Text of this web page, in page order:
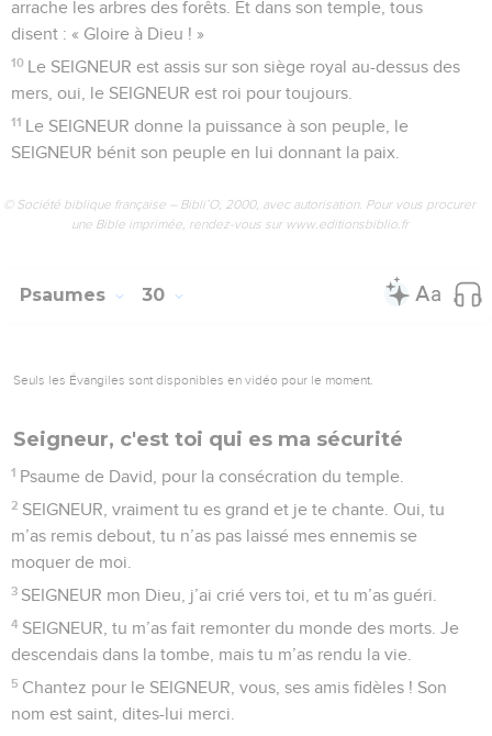
arrache les arbres des forêts. Et dans son temple, tous
disent : « Gloire à Dieu ! »
10 Le SEIGNEUR est assis sur son siège royal au-dessus des
mers, oui, le SEIGNEUR est roi pour toujours.
11 Le SEIGNEUR donne la puissance à son peuple, le
SEIGNEUR bénit son peuple en lui donnant la paix.
© Société biblique française – Bibli’O, 2000, avec autorisation. Pour vous procurer
une Bible imprimée, rendez-vous sur www.editionsbiblio.fr
Psaumes 30
Seuls les Évangiles sont disponibles en vidéo pour le moment.
Seigneur, c'est toi qui es ma sécurité
1 Psaume de David, pour la consécration du temple.
2 SEIGNEUR, vraiment tu es grand et je te chante. Oui, tu
m’as remis debout, tu n’as pas laissé mes ennemis se
moquer de moi.
3 SEIGNEUR mon Dieu, j’ai crié vers toi, et tu m’as guéri.
4 SEIGNEUR, tu m’as fait remonter du monde des morts. Je
descendais dans la tombe, mais tu m’as rendu la vie.
5 Chantez pour le SEIGNEUR, vous, ses amis fidèles ! Son
nom est saint, dites-lui merci.